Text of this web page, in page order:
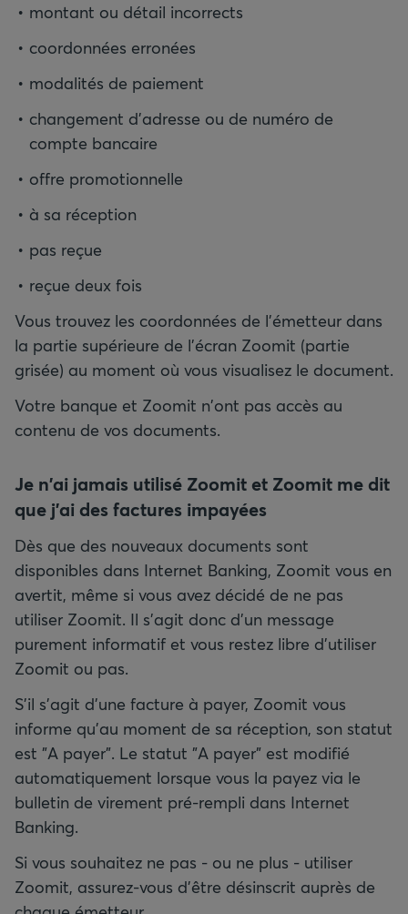
montant ou détail incorrects
coordonnées erronées
modalités de paiement
changement d'adresse ou de numéro de
compte bancaire
offre promotionnelle
à sa réception
pas reçue
reçue deux fois
Vous trouvez les coordonnées de l'émetteur dans
la partie supérieure de l'écran Zoomit (partie
grisée) au moment où vous visualisez le document.
Votre banque et Zoomit n'ont pas accès au
contenu de vos documents.
Je n'ai jamais utilisé Zoomit et Zoomit me dit
que j'ai des factures impayées
Dès que des nouveaux documents sont
disponibles dans Internet Banking, Zoomit vous en
avertit, même si vous avez décidé de ne pas
utiliser Zoomit. Il s'agit donc d'un message
purement informatif et vous restez libre d'utiliser
Zoomit ou pas.
S'il s'agit d'une facture à payer, Zoomit vous
informe qu'au moment de sa réception, son statut
est "A payer". Le statut "A payer" est modifié
automatiquement lorsque vous la payez via le
bulletin de virement pré-rempli dans Internet
Banking.
Si vous souhaitez ne pas - ou ne plus - utiliser
Zoomit, assurez-vous d'être désinscrit auprès de